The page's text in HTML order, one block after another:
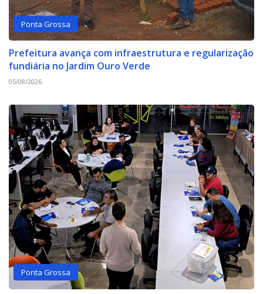
Ponta Grossa
Prefeitura avança com infraestrutura e regularização
fundiária no Jardim Ouro Verde
05/08/2026
Ponta Grossa